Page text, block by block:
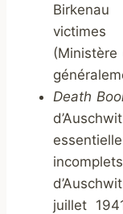
victimes
Death
juillet